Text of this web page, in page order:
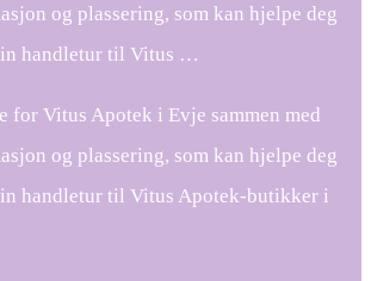
og plassering, som kan hjelpe deg
handletur til Vitus …
for Vitus Apotek i Evje sammen med
og plassering, som kan hjelpe deg
handletur til Vitus Apotek-butikker i